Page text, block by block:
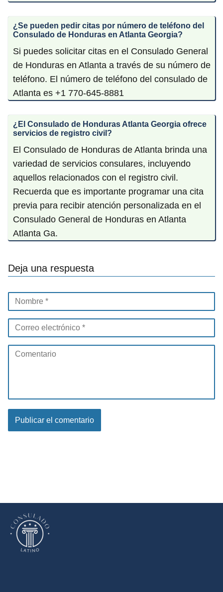
¿Se pueden pedir citas por número de teléfono del
Consulado de Honduras en Atlanta Georgia?
Si puedes solicitar citas en el Consulado General
de Honduras en Atlanta a través de su número de
teléfono. El número de teléfono del consulado de
Atlanta es +1 770-645-8881
¿El Consulado de Honduras Atlanta Georgia ofrece
servicios de registro civil?
El Consulado de Honduras de Atlanta brinda una
variedad de servicios consulares, incluyendo
aquellos relacionados con el registro civil.
Recuerda que es importante programar una cita
previa para recibir atención personalizada en el
Consulado General de Honduras en Atlanta
Atlanta Ga.
Deja una respuesta